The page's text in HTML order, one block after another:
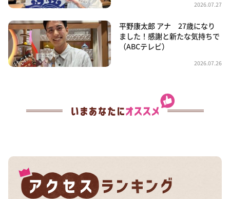
2026.07.27
平野康太郎 アナ 27歳になり
ました！感謝と新たな気持ちで
（ABCテレビ）
2026.07.26